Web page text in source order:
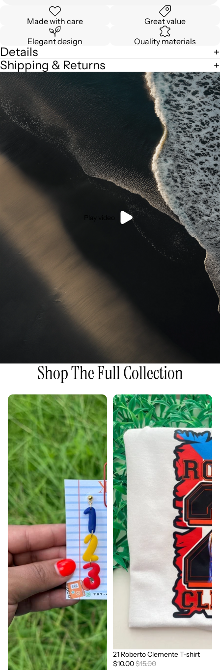
Made with care Great value
Elegant design Quality materials
Details
Shipping & Returns
Shop The Full Collection
Sale
21 Roberto Clemente T-shirt
$10.00$15.00